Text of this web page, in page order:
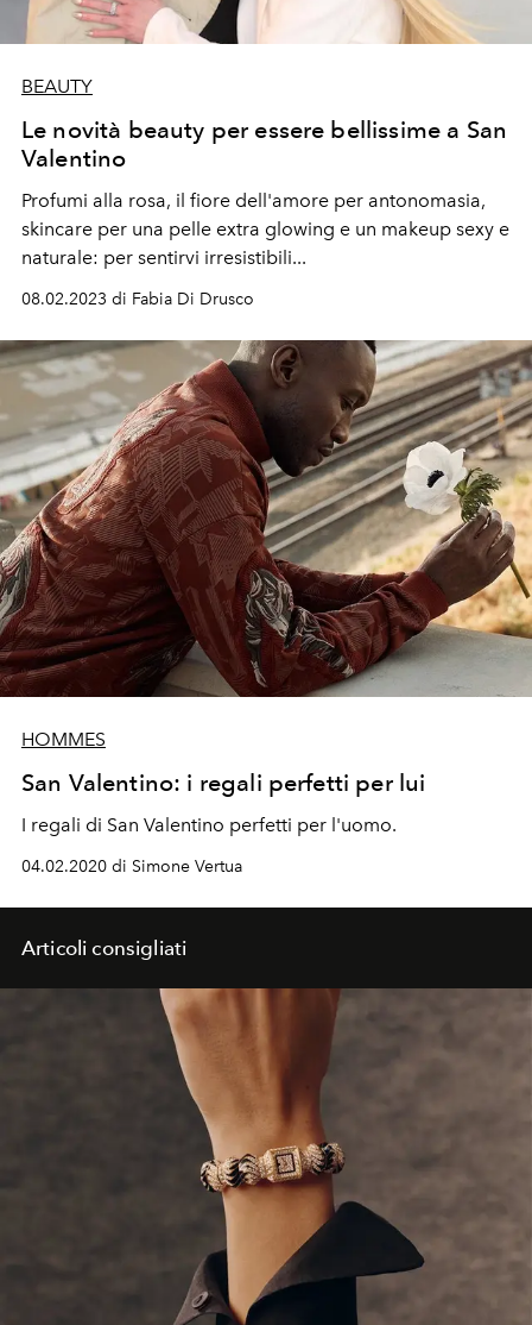
BEAUTY
Le novità beauty per essere bellissime a San
Valentino
Profumi alla rosa, il fiore dell'amore per antonomasia,
skincare per una pelle extra glowing e un makeup sexy e
naturale: per sentirvi irresistibili...
08.02.2023 di Fabia Di Drusco
HOMMES
San Valentino: i regali perfetti per lui
I regali di San Valentino perfetti per l'uomo.
04.02.2020 di Simone Vertua
Articoli consigliati